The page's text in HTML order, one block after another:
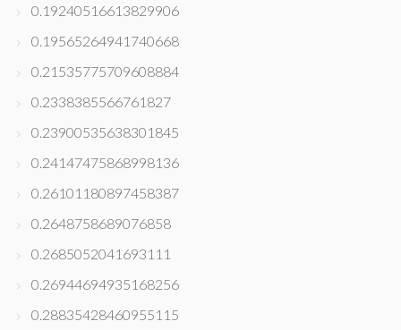
0.19240516613829906
0.19565264941740668
0.21535775709608884
0.2338385566761827
0.23900535638301845
0.24147475868998136
0.26101180897458387
0.2648758689076858
0.2685052041693111
0.26944694935168256
0.28835428460955115